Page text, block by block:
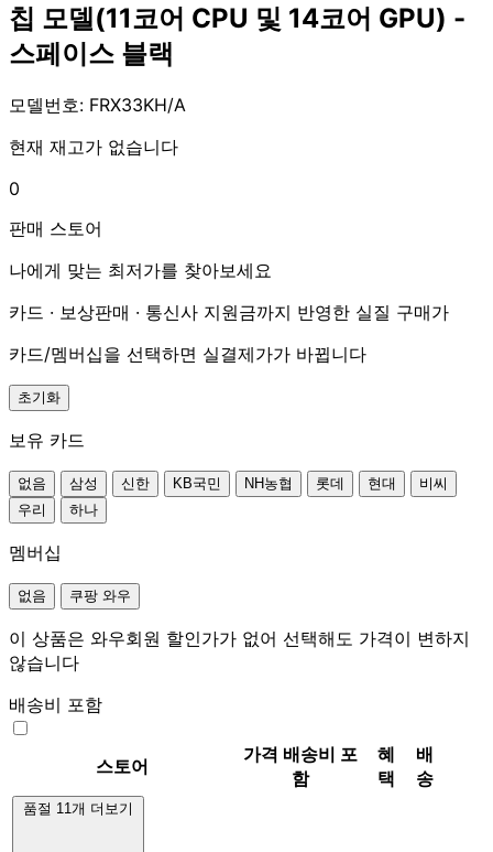
칩 모델(11코어 CPU 및 14코어 GPU) -
스페이스 블랙
모델번호: FRX33KH/A
현재 재고가 없습니다
0
판매 스토어
나에게 맞는 최저가를 찾아보세요
카드 · 보상판매 · 통신사 지원금까지 반영한 실질 구매가
카드/멤버십을 선택하면 실결제가가 바뀝니다
초기화
보유 카드
없음 삼성 신한 KB국민 NH농협 롯데 현대
비씨
우리
하나
멤버십
없음 쿠팡 와우
이 상품은 와우회원 할인가가 없어 선택해도 가격이 변하지
않습니다
배송비 포함
스토어
가격 배송비 포
함
혜
택
배
송
품절 11개 더보기